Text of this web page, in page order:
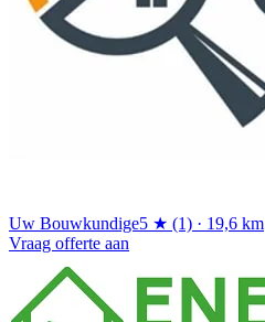
Uw Bouwkundige5 ★ (1) · 19,6 km
Vraag offerte aan